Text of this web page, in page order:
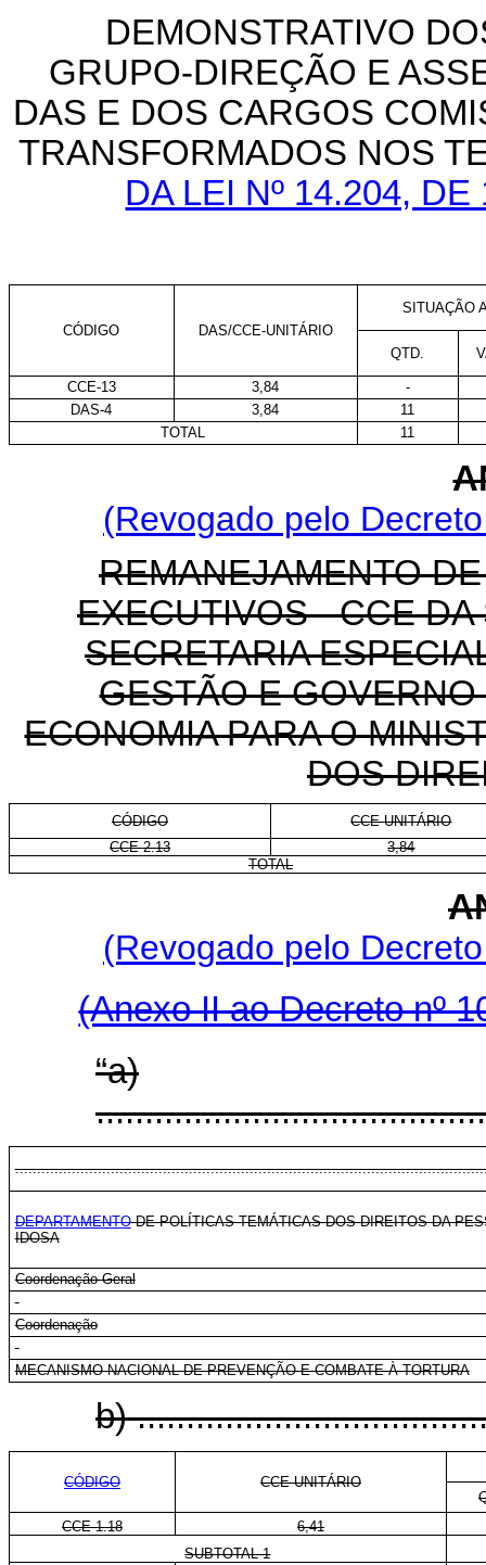
DEMONSTRATIVO
GRUPO-DIREÇÃO E
DAS E DOS CARGOS
TRANSFORMADOS NOS
DA LEI Nº 14.204,
CÓDIGO DAS/CCE-UNITÁRIO
SITUAÇÃO
QTD.
CCE-13 3,84
-
DAS-4
3,84
11
TOTAL
11
(Revogado pelo
REMANEJAMENTO
EXECUTIVOS - CCE
SECRETARIA
GESTÃO E
ECONOMIA PARA O
DOS
CÓDIGO
CCE-UNITÁRIO
CCE 2.13
3,84
TOTAL
(Revogado pelo
(Anexo II ao Decreto nº
“a)
DEPARTAMENTODE POLÍTICAS TEMÁTICAS DOS DIREITOS DA
IDOSA
Coordenação-Geral
Coordenação
MECANISMO NACIONAL DE PREVENÇÃO E COMBATE À TORTURA
b)
CÓDIGO
CCE-UNITÁRIO
CCE 1.18
6,41
SUBTOTAL 1